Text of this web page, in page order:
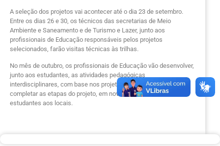
A seleção dos projetos vai acontecer até o dia 23 de setembro.
Entre os dias 26 e 30, os técnicos das secretarias de Meio
Ambiente e Saneamento e de Turismo e Lazer, junto aos
profissionais de Educação responsáveis pelos projetos
selecionados, farão visitas técnicas às trilhas.
No mês de outubro, os profissionais de Educação vão desenvolver,
junto aos estudantes, as atividades pedagógicas
interdisciplinares, com base nos projetos selecionados e
completar as etapas do projeto, em novembro, com a visita dos
estudantes aos locais.